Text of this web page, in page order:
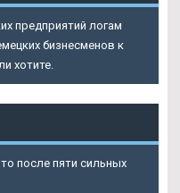
предприятий логам
бизнесменов к
хотите.
после пяти сильных